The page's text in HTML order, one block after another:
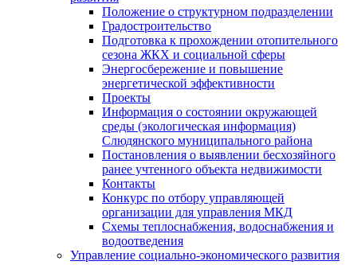
Положение о структурном подразделении
Градостроительство
Подготовка к прохождении отопительного
сезона ЖКХ и социальной сферы
Энергосбережение и повышение
энергетической эффективности
Проекты
Информация о состоянии окружающей
среды (экологическая информация)
Слюдянского муниципального района
Постановления о выявлении бесхозяйного
ранее учтенного объекта недвижимости
Контакты
Конкурс по отбору управляющей
организации для управления МКД
Схемы теплоснабжения, водоснабжения и
водоотведения
Управление социально-экономического развития